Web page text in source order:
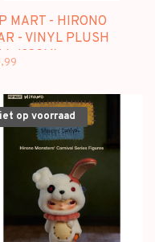
MART - HIRONO
- VINYL PLUSH
(38CM)
op voorraad